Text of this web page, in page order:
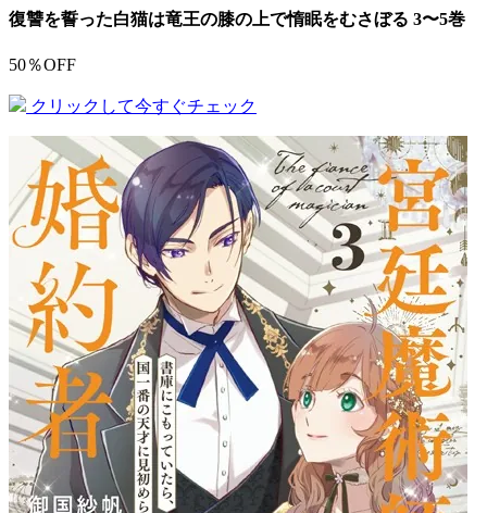
復讐を誓った白猫は竜王の膝の上で惰眠をむさぼる 3〜5巻
50％OFF
クリックして今すぐチェック